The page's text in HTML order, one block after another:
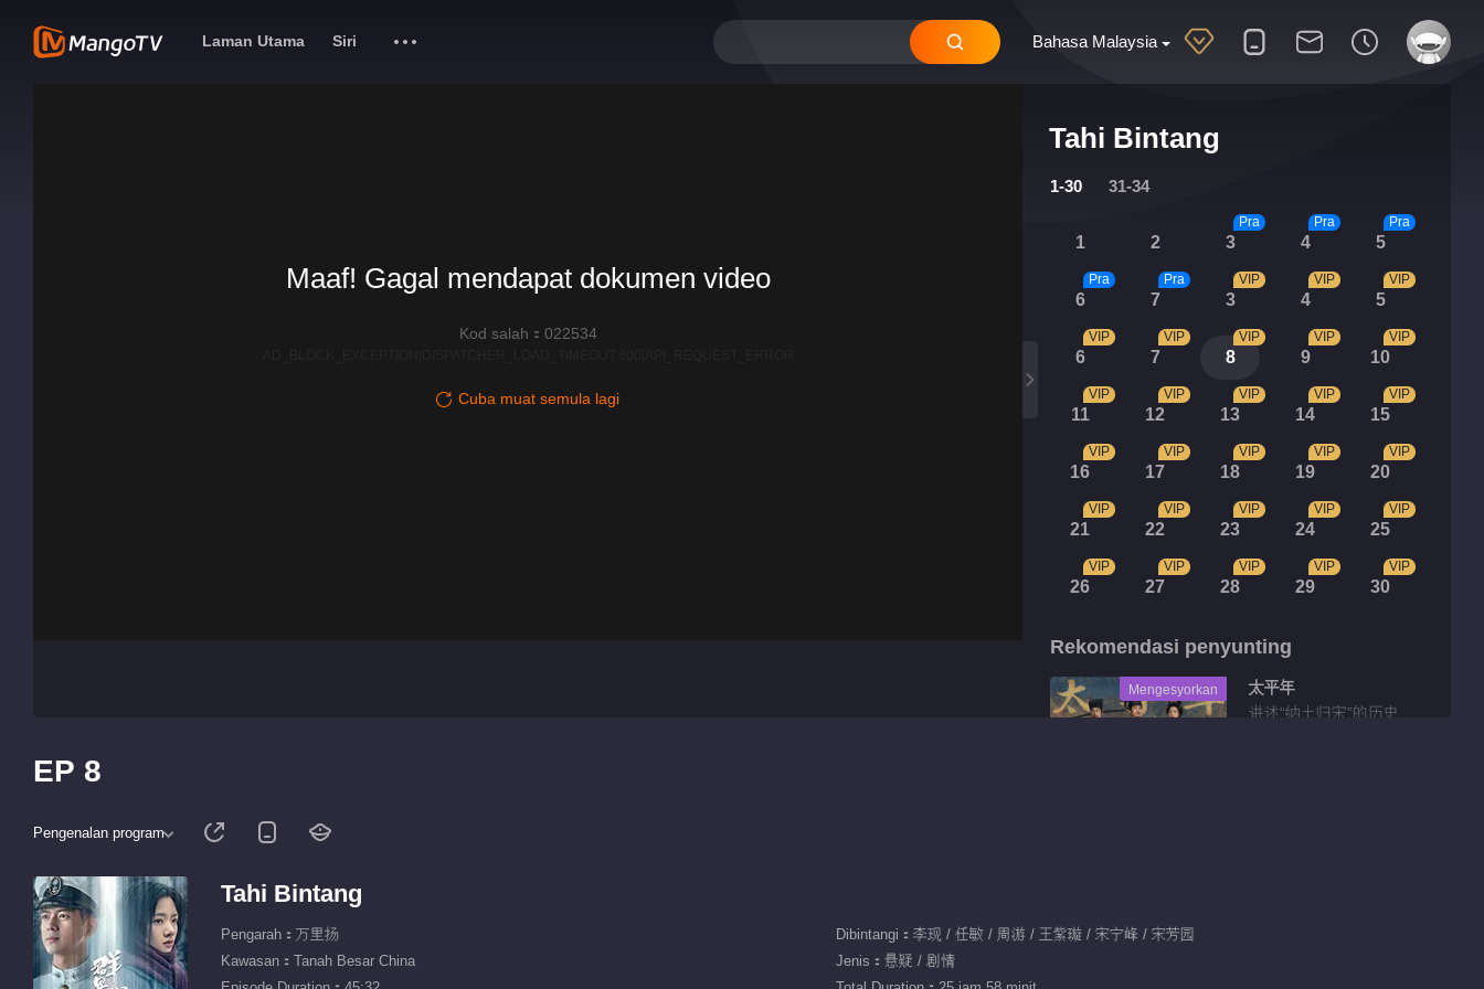
Bahasa Malaysia
Laman Utama Siri
Tahi Bintang
1-30 31-34
1 2 3
Pra
4
Pra
5
Pra
6
Pra
7
Pra
3
VIP
4
VIP
5
VIP
6
VIP
7
VIP
8
VIP
9
VIP
10
VIP
11
VIP
12
VIP
13
VIP
14
VIP
15
VIP
16
VIP
17
VIP
18
VIP
19
VIP
20
VIP
21
VIP
22
VIP
23
VIP
24
VIP
25
VIP
26
VIP
27
VIP
28
VIP
29
VIP
30
VIP
Rekomendasi penyunting
Mengesyorkan
太平年
讲述“纳土归宋”的历史
00:42
Maaf! Gagal mendapat dokumen video
Kod salah：022534
Cuba muat semula lagi
EP 8
Pengenalan program
Tahi Bintang
Pengarah：万里扬
Dibintangi：李现 / 任敏 / 周游 / 王紫璇 / 宋宁峰 / 宋芳园
Kawasan：Tanah Besar China
Jenis：悬疑 / 剧情